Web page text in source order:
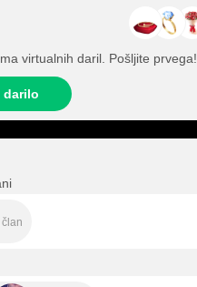
virtualnih daril. Pošljite prvega!
darilo
član